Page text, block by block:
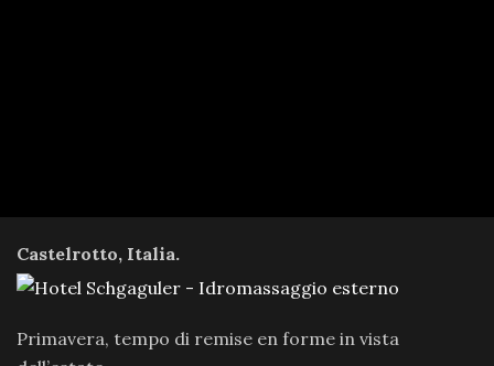
Castelrotto, Italia.
Primavera, tempo di remise en forme in vista